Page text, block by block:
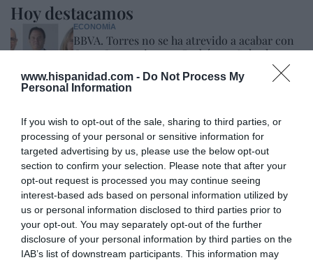
www.hispanidad.com - Do Not Process My
Personal Information
If you wish to opt-out of the sale, sharing to third parties, or
processing of your personal or sensitive information for
targeted advertising by us, please use the below opt-out
section to confirm your selection. Please note that after your
opt-out request is processed you may continue seeing
interest-based ads based on personal information utilized by
us or personal information disclosed to third parties prior to
your opt-out. You may separately opt-out of the further
disclosure of your personal information by third parties on the
IAB’s list of downstream participants. This information may
Hoy destacamos
ECONOMÍA
BBVA. Torres no se ha atrevido a acabar con
Onur Genç, mientras Rodríguez Soler le
exige que le nombre CEO... y exhibe músculo
Eulogio López
Ataque cristianófobo en la muy ‘woke’ ciudad
de Nueva York: destrozan una imagen de la
Virgen María
Redacción
INTERNACIONAL
Venezuela. Comienza el diálogo entre
chavismo y un sector de la oposición, pero
los venezolanos quieren a Corina
José Ángel Gutiérrez 07/08/26 11:46